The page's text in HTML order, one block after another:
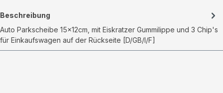
Beschreibung
Auto Parkscheibe 15x12cm, mit Eiskratzer Gummilippe und 3 Chip's
für Einkaufswagen auf der Rückseite [D/GB/I/F]